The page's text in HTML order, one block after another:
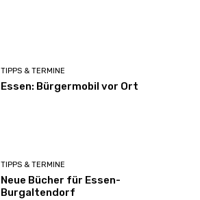
TIPPS & TERMINE
Essen: Bürgermobil vor Ort
TIPPS & TERMINE
Neue Bücher für Essen-
Burgaltendorf